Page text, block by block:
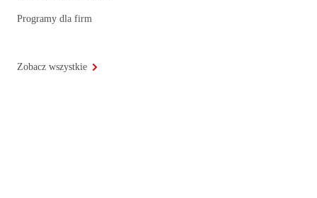
Programy dla firm
Zobacz wszystkie